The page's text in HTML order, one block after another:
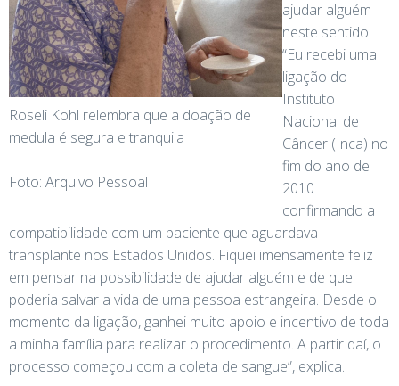
Roseli Kohl relembra que a doação de
medula é segura e tranquila
Foto: Arquivo Pessoal
ajudar alguém
neste sentido.
“Eu recebi uma
ligação do
Instituto
Nacional de
Câncer (Inca) no
fim do ano de
2010
confirmando a
compatibilidade com um paciente que aguardava
transplante nos Estados Unidos. Fiquei imensamente feliz
em pensar na possibilidade de ajudar alguém e de que
poderia salvar a vida de uma pessoa estrangeira. Desde o
momento da ligação, ganhei muito apoio e incentivo de toda
a minha família para realizar o procedimento. A partir daí, o
processo começou com a coleta de sangue”, explica.